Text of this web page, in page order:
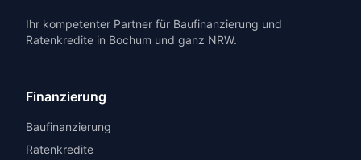
Ihr kompetenter Partner für Baufinanzierung und
Ratenkredite in Bochum und ganz NRW.
Finanzierung
Baufinanzierung
Ratenkredite